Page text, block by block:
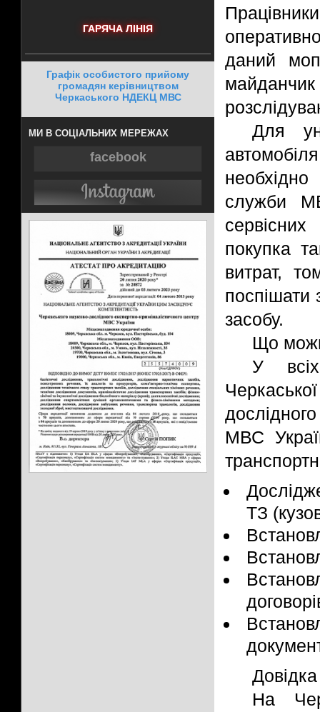
ГАРЯЧА ЛІНІЯ
Графік особистого прийому
громадян керівництвом
Черкаського НДЕКЦ МВС
МИ В СОЦІАЛЬНИХ МЕРЕЖАХ
facebook
даний
Для
служби
покупка
витрат,
поспішати
засобу.
Що
У всіх
МВС
ТЗ
Довідка
На